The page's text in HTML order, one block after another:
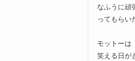
なふうに頑
ってもらい
モットーは
笑える日が